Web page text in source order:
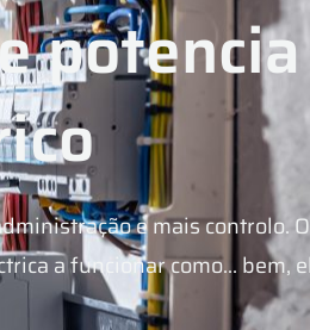
e mais controlo.
a funcionar como... bem,